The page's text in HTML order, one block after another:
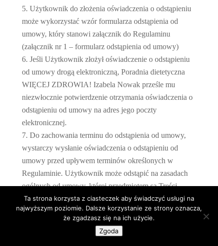
Użytkownik do złożenia oświadczenia o odstąpieniu
może wykorzystać wzór formularza odstąpienia od
umowy, który stanowi załącznik do Regulaminu
(załącznik nr 1 – formularz odstąpienia od umowy)
Jeśli Użytkownik złożył oświadczenie o odstąpieniu
od umowy drogą elektroniczną, Poradnia dietetyczna
WIĘCEJ ZDROWIA! Izabela Nowak prześle mu
niezwłocznie potwierdzenie otrzymania oświadczenia o
odstąpieniu od umowy na adres jego poczty
elektronicznej.
Do zachowania terminu do odstąpienia od umowy,
wystarczy wysłanie oświadczenia o odstąpieniu od
umowy przed upływem terminów określonych w
Regulaminie. Użytkownik może odstąpić na zasadach
ogólnych od umowy, której przedmiotem są Treści
Cyfrowe bez Nośnika w cenie promocyjnej. W takim
przypadku Poradnia dietetyczna WIĘCEJ ZDROWIA!
Izabela Nowak zwróci Użytkownikowi wartość ceny
promocyjnej Treści Cyfrowych bez Nośnika.
Ta strona korzysta z ciasteczek aby świadczyć usługi na
najwyższym poziomie. Dalsze korzystanie ze strony oznacza,
że zgadzasz się na ich użycie.
Zgoda